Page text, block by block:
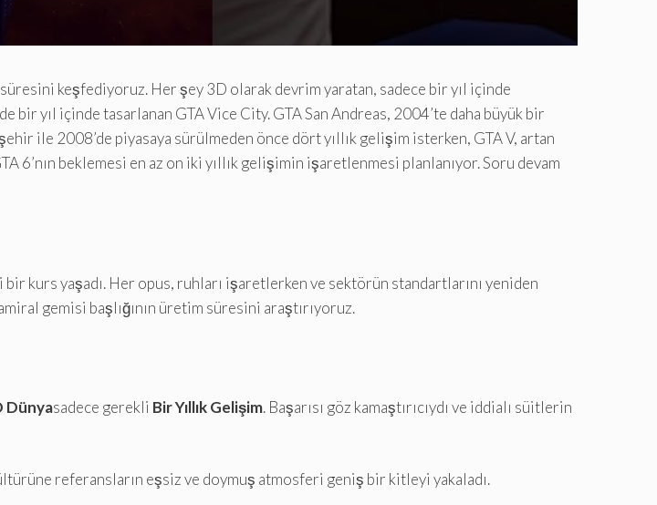
keşfediyoruz. Her şey 3D olarak devrim yaratan, sadece bir yıl içinde
bir yıl içinde tasarlanan GTA Vice City. GTA San Andreas, 2004’te daha büyük bir
ile 2008’de piyasaya sürülmeden önce dört yıllık gelişim isterken, GTA V, artan
6’nın beklemesi en az on iki yıllık gelişimin işaretlenmesi planlanıyor. Soru devam
kurs yaşadı. Her opus, ruhları işaretlerken ve sektörün standartlarını yeniden
gemisi başlığının üretim süresini araştırıyoruz.
Dünyasadece gerekli Bir Yıllık Gelişim. Başarısı göz kamaştırıcıydı ve iddialı süitlerin
referansların eşsiz ve doymuş atmosferi geniş bir kitleyi yakaladı.